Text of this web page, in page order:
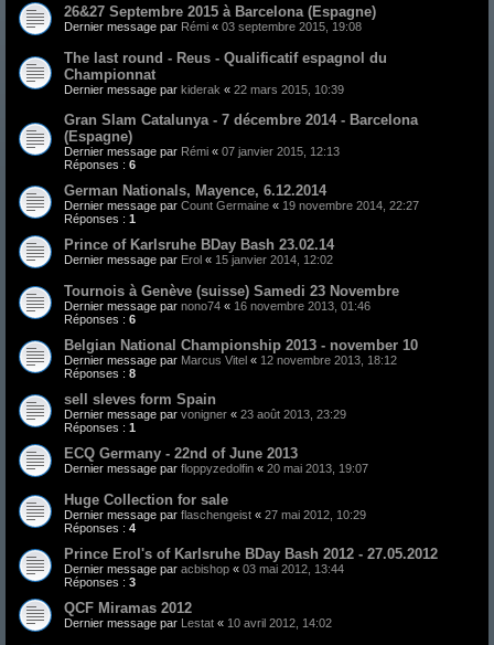
26&27 Septembre 2015 à Barcelona (Espagne)
Dernier message par Rémi « 03 septembre 2015, 19:08
The last round - Reus - Qualificatif espagnol du
Championnat
Dernier message par kiderak « 22 mars 2015, 10:39
Gran Slam Catalunya - 7 décembre 2014 - Barcelona
(Espagne)
Dernier message par Rémi « 07 janvier 2015, 12:13
Réponses : 6
German Nationals, Mayence, 6.12.2014
Dernier message par Count Germaine « 19 novembre 2014, 22:27
Réponses : 1
Prince of Karlsruhe BDay Bash 23.02.14
Dernier message par Erol « 15 janvier 2014, 12:02
Tournois à Genève (suisse) Samedi 23 Novembre
Dernier message par nono74 « 16 novembre 2013, 01:46
Réponses : 6
Belgian National Championship 2013 - november 10
Dernier message par Marcus Vitel « 12 novembre 2013, 18:12
Réponses : 8
sell sleves form Spain
Dernier message par vonigner « 23 août 2013, 23:29
Réponses : 1
ECQ Germany - 22nd of June 2013
Dernier message par floppyzedolfin « 20 mai 2013, 19:07
Huge Collection for sale
Dernier message par flaschengeist « 27 mai 2012, 10:29
Réponses : 4
Prince Erol's of Karlsruhe BDay Bash 2012 - 27.05.2012
Dernier message par acbishop « 03 mai 2012, 13:44
Réponses : 3
QCF Miramas 2012
Dernier message par Lestat « 10 avril 2012, 14:02